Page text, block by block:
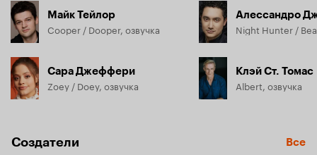
Майк Тейлор
Cooper / Dooper, озвучка
Сара Джеффери
Zoey / Doey, озвучка
Алессандро
Клэй Ст. Томас
Albert, озвучка
Создатели Все